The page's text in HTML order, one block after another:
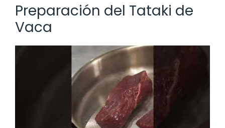
Preparación del Tataki de
Vaca